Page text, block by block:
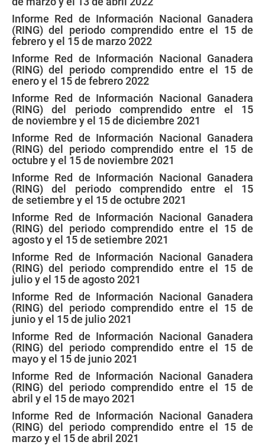
Informe Red de Información Nacional Ganadera
(RING) del periodo comprendido entre el 15 de
febrero y el 15 de marzo 2022
Informe Red de Información Nacional Ganadera
(RING) del periodo comprendido entre el 15 de
enero y el 15 de febrero 2022
Informe Red de Información Nacional Ganadera
(RING) del periodo comprendido entre el 15
de noviembre y el 15 de diciembre 2021
Informe Red de Información Nacional Ganadera
(RING) del periodo comprendido entre el 15 de
octubre y el 15 de noviembre 2021
Informe Red de Información Nacional Ganadera
(RING) del periodo comprendido entre el 15
de setiembre y el 15 de octubre 2021
Informe Red de Información Nacional Ganadera
(RING) del periodo comprendido entre el 15 de
agosto y el 15 de setiembre 2021
Informe Red de Información Nacional Ganadera
(RING) del periodo comprendido entre el 15 de
julio y el 15 de agosto 2021
Informe Red de Información Nacional Ganadera
(RING) del periodo comprendido entre el 15 de
junio y el 15 de julio 2021
Informe Red de Información Nacional Ganadera
(RING) del periodo comprendido entre el 15 de
mayo y el 15 de junio 2021
Informe Red de Información Nacional Ganadera
(RING) del periodo comprendido entre el 15 de
abril y el 15 de mayo 2021
Informe Red de Información Nacional Ganadera
(RING) del periodo comprendido entre el 15 de
marzo y el 15 de abril 2021